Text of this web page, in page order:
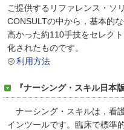
ご提供するリファレンス・ソ
CONSULTの中から，基本的
高かった約110手技をセレク
化されたものです。
利用方法
『ナーシング・スキル日本
ナーシング・スキルは，看
インツールです。臨床で標準